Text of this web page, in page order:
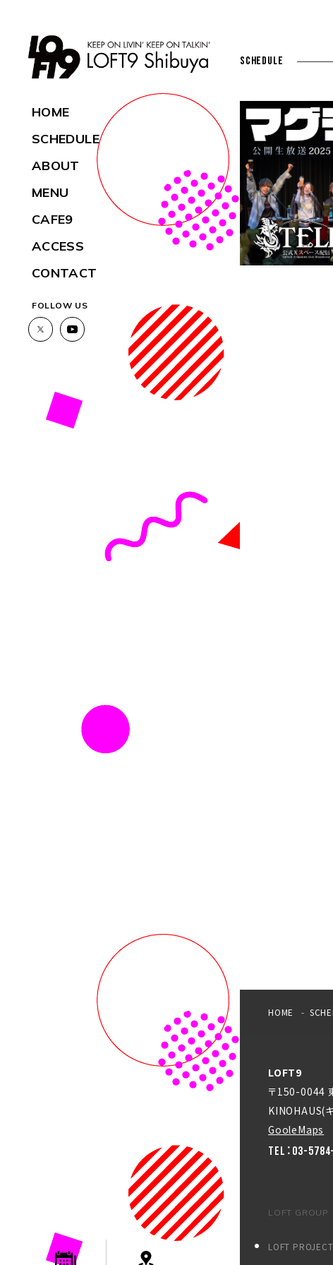
HOME
SCHEDULE
ABOUT
MENU
CAFE9
ACCESS
CONTACT
FOLLOW US
SCHEDULE
HOME
LOFT9
〒150-0044
KINOHAUS(
GooleMaps
TEL：03-
LOFT GROUP
LOFT PROJECT